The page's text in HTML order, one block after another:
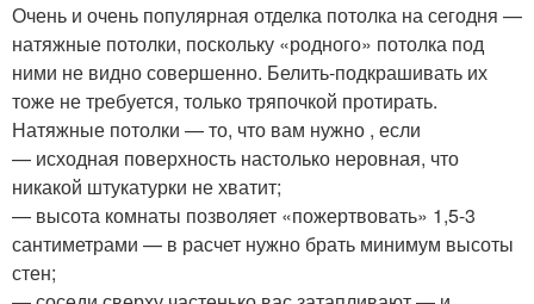
Очень и очень популярная отделка потолка на сегодня —
натяжные потолки, поскольку «родного» потолка под
ними не видно совершенно. Белить-подкрашивать их
тоже не требуется, только тряпочкой протирать.
Натяжные потолки — то, что вам нужно , если
— исходная поверхность настолько неровная, что
никакой штукатурки не хватит;
— высота комнаты позволяет «пожертвовать» 1,5-3
сантиметрами — в расчет нужно брать минимум высоты
стен;